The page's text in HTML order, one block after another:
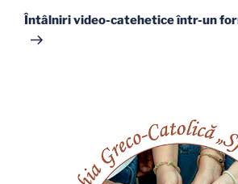
următor
Întâlniri video-catehetice într-un